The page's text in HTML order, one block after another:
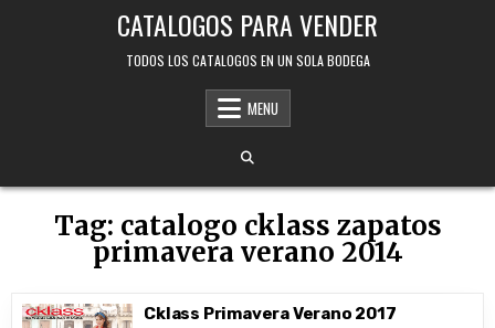
CATALOGOS PARA VENDER
TODOS LOS CATALOGOS EN UN SOLA BODEGA
MENU
Tag: catalogo cklass zapatos
primavera verano 2014
Cklass Primavera Verano 2017